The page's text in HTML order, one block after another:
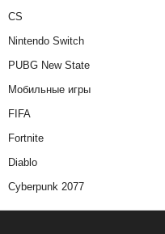
CS
Nintendo Switch
PUBG New State
Мобильные игры
FIFA
Fortnite
Diablo
Cyberpunk 2077